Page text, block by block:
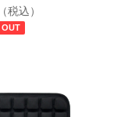
（税込）
OUT